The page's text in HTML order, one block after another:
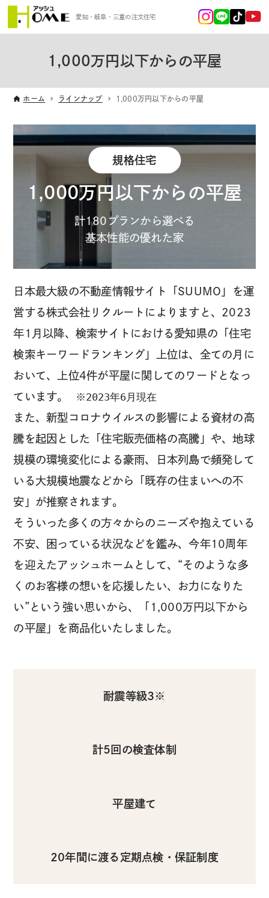
愛知・岐阜・三重の注文住宅
1,000万円以下からの平屋
ホーム ラインナップ 1,000万円以下からの平屋
規格住宅
1,000万円以下からの平屋
計180プランから選べる
基本性能の優れた家
日本最大級の不動産情報サイト「SUUMO」を運
営する株式会社リクルートによりますと、2023
年1月以降、検索サイトにおける愛知県の「住宅
検索キーワードランキング」上位は、全ての月に
おいて、上位4件が平屋に関してのワードとなっ
ています。
※2023年6月現在
また、新型コロナウイルスの影響による資材の高
騰を起因とした「住宅販売価格の高騰」や、地球
規模の環境変化による豪雨、日本列島で頻発して
いる大規模地震などから「既存の住まいへの不
安」が推察されます。
そういった多くの方々からのニーズや抱えている
不安、困っている状況などを鑑み、今年10周年
を迎えたアッシュホームとして、“そのような多
くのお客様の想いを応援したい、お力になりた
い”という強い思いから、「1,000万円以下から
の平屋」を商品化いたしました。
耐震等級3※
計5回の検査体制
平屋建て
20年間に渡る定期点検・保証制度